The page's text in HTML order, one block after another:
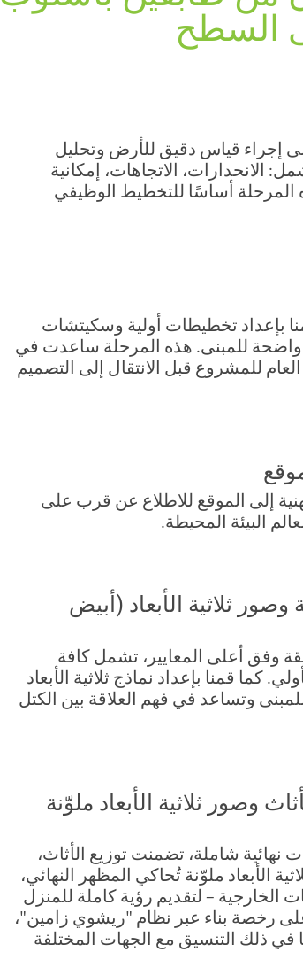
السطح
إجراء قياس دقيق للأرض وتحليل
الاتجاهات، إمكانية
المرحلة أساسًا للتخطيط الوظيفي
بإعداد تخطيطات أولية وسكيتشات
واضحة للمبنى. هذه المرحلة ساعدت في
للمشروع قبل الانتقال إلى التصميم
إلى الموقع للاطلاع عن قرب على
البيئة المحيطة.
ثلاثية الأبعاد (أبيض
وفق أعلى المعايير، تشمل كافة
كما قمنا بإعداد نماذج ثلاثية الأبعاد
وتساعد في فهم العلاقة بين الكتل
وصور ثلاثية الأبعاد ملوّنة
شاملة، تضمنت توزيع الأثاث،
الأبعاد ملوّنة تُحاكي المظهر النهائي،
– لتقديم رؤية كاملة للمنزل
رخصة بناء عبر نظام "ريشوي زامين"،
ذلك التنسيق مع الجهات المختلفة